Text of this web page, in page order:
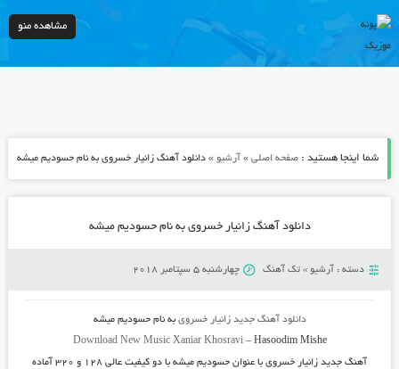
مشاهده منو
شما اینجا هستید : صفحه اصلی» آرشیو » دانلود آهنگ زانیار خسروی به نام حسودیم میشه
دانلود آهنگ زانیار خسروی به نام حسودیم میشه
دسته : آرشیو » تک آهنگ چهارشنبه 5 سپتامبر 2018
دانلود آهنگ جدید زانیار خسروی به نامحسودیم میشه
Download New Music Xaniar Khosravi– Hasoodim Mishe
آهنگ جدید زانیار خسرویبا عنوان حسودیم میشه
با دو کیفیت عالی ۱۲۸ و ۳۲۰ آماده